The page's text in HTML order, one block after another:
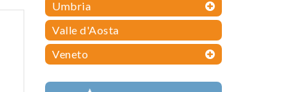
Umbria
Valle d'Aosta
Veneto